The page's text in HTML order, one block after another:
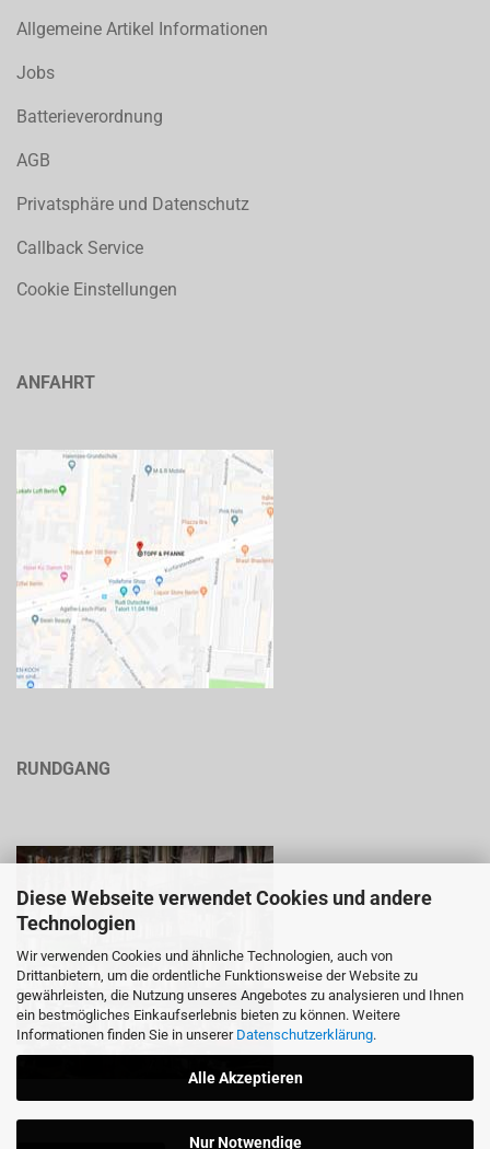
Diese Webseite verwendet Cookies und andere
Technologien
Wir verwenden Cookies und ähnliche Technologien, auch von
Drittanbietern, um die ordentliche Funktionsweise der Website zu
gewährleisten, die Nutzung unseres Angebotes zu analysieren und Ihnen
ein bestmögliches Einkaufserlebnis bieten zu können. Weitere
Informationen finden Sie in unserer Datenschutzerklärung.
Alle Akzeptieren
Nur Notwendige
Allgemeine Artikel Informationen
Jobs
Batterieverordnung
AGB
Privatsphäre und Datenschutz
Callback Service
Cookie Einstellungen
ANFAHRT
RUNDGANG